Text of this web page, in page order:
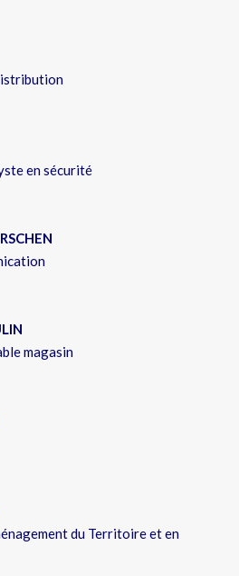
en sécurité
magasin
du Territoire et en